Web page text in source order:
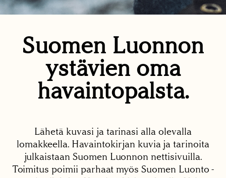
Suomen Luonnon
ystävien oma
havaintopalsta.
Lähetä kuvasi ja tarinasi alla olevalla
lomakkeella. Havaintokirjan kuvia ja tarinoita
julkaistaan Suomen Luonnon nettisivuilla.
Toimitus poimii parhaat myös Suomen Luonto -